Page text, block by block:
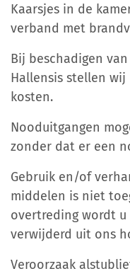
Kaarsjes in de
verband met
Bij beschadigen
Hallensis stellen
kosten.
Nooduitgangen
zonder dat er een
Gebruik en/of
middelen is niet
overtreding wordt
verwijderd uit ons
Veroorzaak